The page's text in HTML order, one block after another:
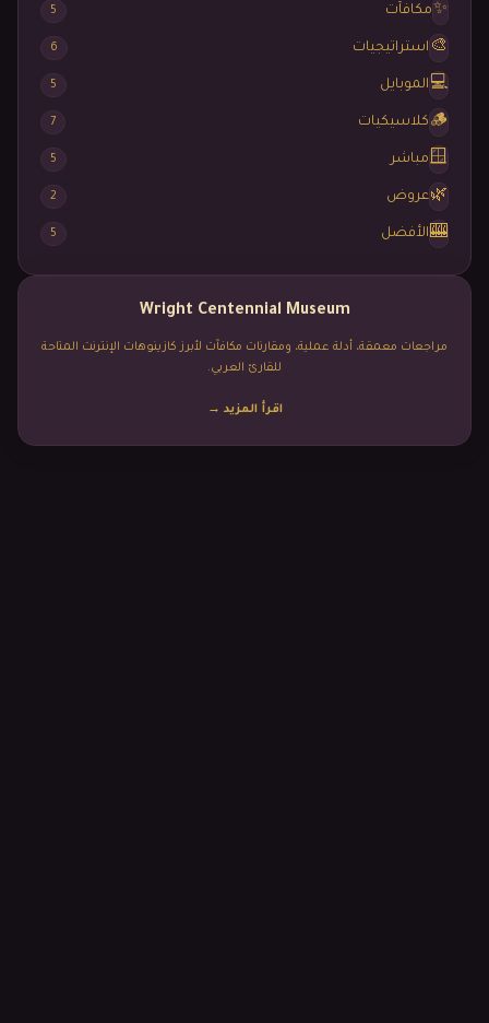
✨ مكافآت 5
🎨 استراتيجيات 6
💻 الموبايل 5
🪵 كلاسيكيات 7
🪟مباشر 5
🌿عروض 2
🎰الأفضل 5
Wright Centennial Museum
مراجعات معمقة، أدلة عملية، ومقارنات مكافآت لأبرز كازينوهات الإنترنت المتاحة
للقارئ العربي.
اقرأ المزيد →